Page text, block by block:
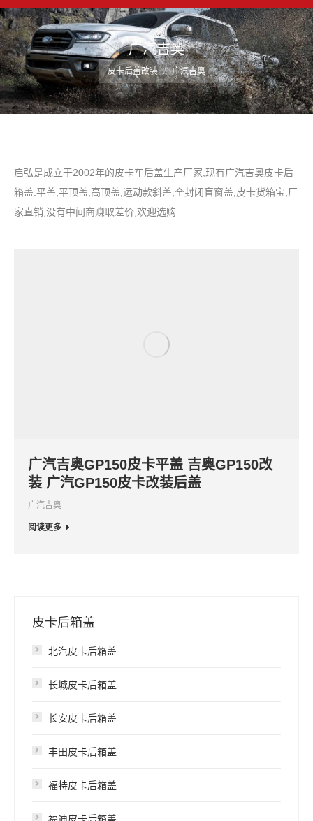
广汽吉奥
您在这里：
皮卡后盖改装 广汽吉奥
启弘是成立于2002年的皮卡车后盖生产厂家,现有广汽吉奥皮卡后
箱盖:平盖,平顶盖,高顶盖,运动款斜盖,全封闭盲窗盖,皮卡货箱宝,厂
家直销,没有中间商赚取差价,欢迎选购.
广汽吉奥GP150皮卡平盖 吉奥GP150改
装 广汽GP150皮卡改装后盖
广汽吉奥
阅读更多
皮卡后箱盖
北汽皮卡后箱盖
长城皮卡后箱盖
长安皮卡后箱盖
丰田皮卡后箱盖
福特皮卡后箱盖